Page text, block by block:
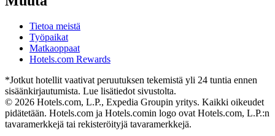
Tietoa meistä
Työpaikat
Matkaoppaat
Hotels.com Rewards
*Jotkut hotellit vaativat peruutuksen tekemistä yli 24 tuntia ennen
sisäänkirjautumista. Lue lisätiedot sivustolta.
© 2026 Hotels.com, L.P., Expedia Groupin yritys. Kaikki oikeudet
pidätetään. Hotels.com ja Hotels.comin logo ovat Hotels.com, L.P.:n
tavaramerkkejä tai rekisteröityjä tavaramerkkejä.